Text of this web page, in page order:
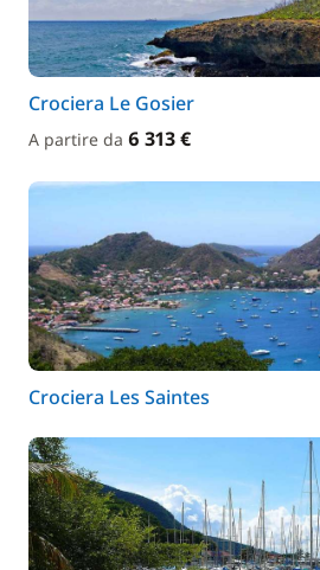
Crociera Le Gosier
A partire da 6 313 €
Crociera Les Saintes